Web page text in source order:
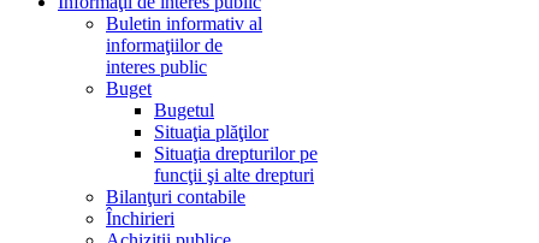
Buletin informativ al
informaţiilor de
interes public
Buget
Bugetul
Situaţia plăţilor
Situaţia drepturilor pe
funcţii şi alte drepturi
Bilanţuri contabile
Închirieri